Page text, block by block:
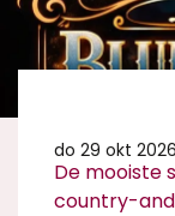
De mooiste
country-
do 29 okt 2026